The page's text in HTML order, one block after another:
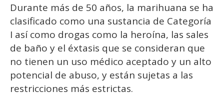
Durante más de 50 años, la marihuana se ha
clasificado como una sustancia de Categoría
I así como drogas como la heroína, las sales
de baño y el éxtasis que se consideran que
no tienen un uso médico aceptado y un alto
potencial de abuso, y están sujetas a las
restricciones más estrictas.